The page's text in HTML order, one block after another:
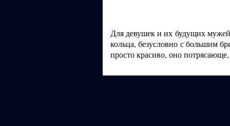
Для девушек и их будущих
кольца, безусловно с большим
просто красиво, оно